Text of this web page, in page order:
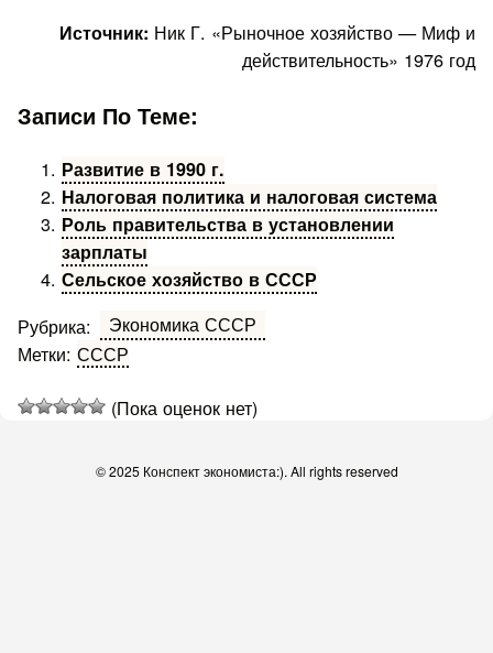
Источник: Ник Г. «Рыночное хозяйство — Миф и
действительность» 1976 год
Записи По Теме:
Развитие в 1990 г.
Налоговая политика и налоговая система
Роль правительства в установлении
зарплаты
Сельское хозяйство в СССР
Рубрика:
Экономика СССР
Метки:СССР
(Пока оценок нет)
© 2025 Конспект экономиста:). All rights reserved